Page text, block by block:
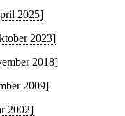
2025]
2023]
2018]
2009]
2002]